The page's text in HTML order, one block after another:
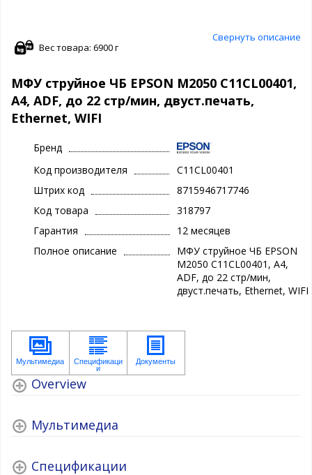
Свернуть описание
Вес товара: 6900 г
МФУ струйное ЧБ EPSON M2050 C11CL00401,
А4, ADF, до 22 стр/мин, двуст.печать,
Ethernet, WIFI
Бренд
Код производителя
C11CL00401
Штрих код
8715946717746
Код товара
318797
Гарантия
12 месяцев
Полное описание
МФУ струйное ЧБ EPSON
M2050 C11CL00401, А4,
ADF, до 22 стр/мин,
двуст.печать, Ethernet, WIFI
Overview
Мультимедиа
Спецификации